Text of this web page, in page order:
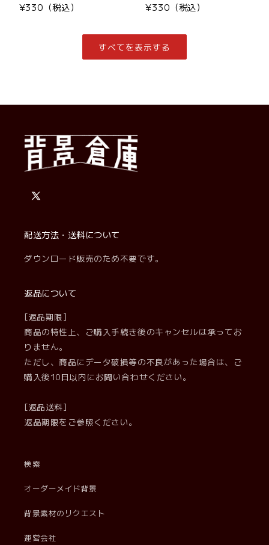
通
¥330（税込）
通
価
格
¥330（税込）
すべてを表示する
X
配送方法・送料について
ダウンロード販売のため不要です。
返品について
[返品期限]
商品の特性上、ご購入手続き後のキャンセルは承ってお
りません。
ただし、商品にデータ破損等の不良があった場合は、ご
購入後10日以内にお問い合わせください。
[返品送料]
返品期限をご参照ください。
検索
オーダーメイド背景
背景素材のリクエスト
運営会社